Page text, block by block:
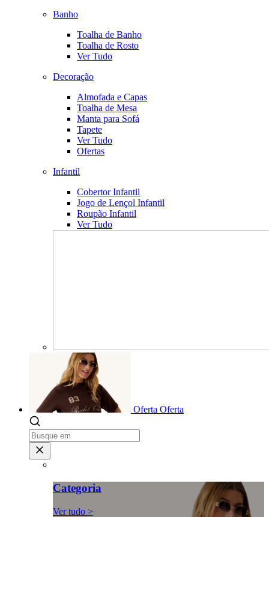
Banho
Toalha de Banho
Toalha de Rosto
Ver Tudo
Decoração
Almofada e Capas
Toalha de Mesa
Manta para Sofá
Tapete
Ver Tudo
Ofertas
Infantil
Cobertor Infantil
Jogo de Lençol Infantil
Roupão Infantil
Ver Tudo
Oferta Oferta
Categoria
Ver tudo >